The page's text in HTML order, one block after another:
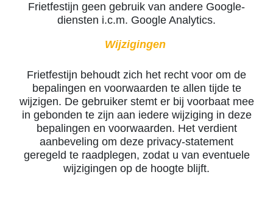
Frietfestijn geen gebruik van andere Google-
diensten i.c.m. Google Analytics.
Wijzigingen
Frietfestijn behoudt zich het recht voor om de
bepalingen en voorwaarden te allen tijde te
wijzigen. De gebruiker stemt er bij voorbaat mee
in gebonden te zijn aan iedere wijziging in deze
bepalingen en voorwaarden. Het verdient
aanbeveling om deze privacy-statement
geregeld te raadplegen, zodat u van eventuele
wijzigingen op de hoogte blijft.